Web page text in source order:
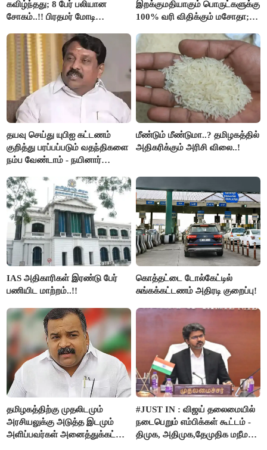
கவிழ்ந்தது; 8 பேர் பலியான
சோகம்..!! பிரதமர் மோடி
இறக்குமதியாகும் பொருட்களுக்கு
100% வரி விதிக்கும் மசோதா;
தயவு செய்து யுபிஐ கட்டணம்
குறித்து பரப்பப்படும் வதந்திகளை
நம்ப வேண்டாம் - நயினார்
மீண்டும் மீண்டுமா..? தமிழகத்தில்
அதிகரிக்கும் அரிசி விலை..!
IAS அதிகாரிகள் இரண்டு பேர்
பணியிட மாற்றம்..!!
கொத்தட்டை டோல்கேட்டில்
சுங்கக்கட்டணம் அதிரடி குறைப்பு!
தமிழகத்திற்கு முதலிடமும்
அரசியலுக்கு அடுத்த இடமும்
அளிப்பவர்கள் அனைத்துக்கட்சி
#JUST IN : விஜய் தலைமையில்
நடைபெறும் எம்பிக்கள் கூட்டம் -
திமுக, அதிமுக,தேமுதிக மநீம